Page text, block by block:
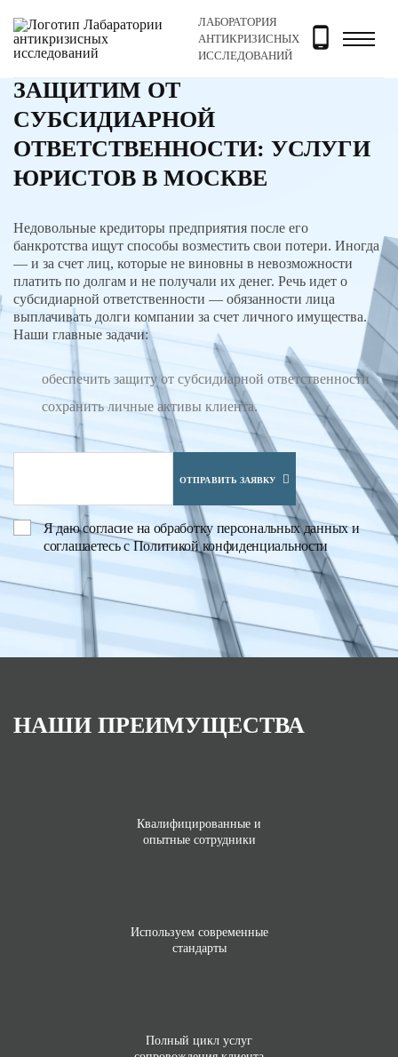
ЛАБОРАТОРИЯ
АНТИКРИЗИСНЫХ
ИССЛЕДОВАНИЙ
Главная Услуги Защитим от субсидиарной
ЗАЩИТИМ ОТ
СУБСИДИАРНОЙ
ОТВЕТСТВЕННОСТИ: УСЛУГИ
ЮРИСТОВ В МОСКВЕ
Недовольные кредиторы предприятия после его
банкротства ищут способы возместить свои потери. Иногда
— и за счет лиц, которые не виновны в невозможности
платить по долгам и не получали их денег. Речь идет о
субсидиарной ответственности — обязанности лица
выплачивать долги компании за счет личного имущества.
Наши главные задачи:
обеспечить защиту от субсидиарной ответственности
сохранить личные активы клиента.
ОТПРАВИТЬ ЗАЯВКУ
Я даюсогласие на обработку персональных данныхи
соглашаетесь сПолитикой конфиденциальности
НАШИ ПРЕИМУЩЕСТВА
Квалифицированные и
опытные сотрудники
Используем современные
стандарты
Полный цикл услуг